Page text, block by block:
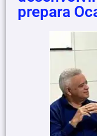
prepara